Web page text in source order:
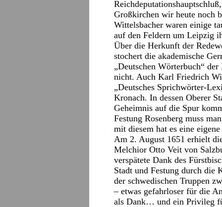
Großkirchen wir heute noch
Wittelsbacher waren einige
auf den Feldern um Leipzig
Über die Herkunft der
stochert die akademische
„Deutschen Wörterbuch“
nicht. Auch Karl Friedrich
„Deutsches Sprichwörter-
Kronach. In dessen Oberer
Geheimnis auf die Spur
Festung Rosenberg muss
mit diesem hat es eine
Am 2. August 1651 erhielt
Melchior Otto Veit von
verspätete Dank des
Stadt und Festung durch die
der schwedischen Truppen
– etwas gefahrloser für die
als Dank… und ein Privileg